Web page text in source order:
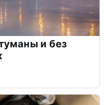
и без